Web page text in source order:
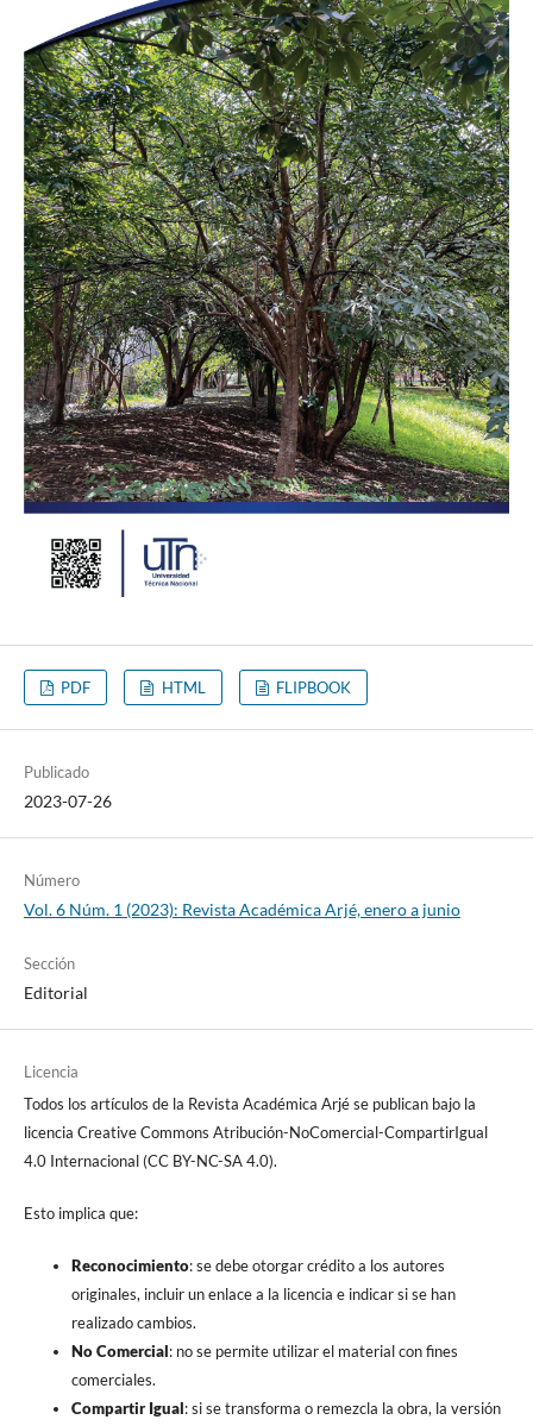
PDF HTML FLIPBOOK
Publicado
2023-07-26
Número
Vol. 6 Núm. 1 (2023): Revista Académica Arjé, enero a junio
Sección
Editorial
Licencia
Todos los artículos de la Revista Académica Arjé se publican bajo la
licencia Creative Commons Atribución-NoComercial-CompartirIgual
4.0 Internacional (CC BY-NC-SA 4.0).
Esto implica que:
Reconocimiento: se debe otorgar crédito a los autores
originales, incluir un enlace a la licencia e indicar si se han
realizado cambios.
No Comercial: no se permite utilizar el material con fines
comerciales.
Compartir Igual: si se transforma o remezcla la obra, la versión